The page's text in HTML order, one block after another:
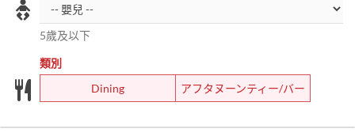
5歲及以下
類別
Dining
アフタヌーンティー/バー